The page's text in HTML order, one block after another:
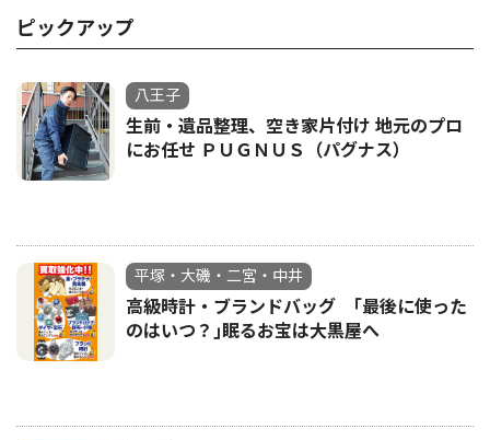
ピックアップ
八王子
生前・遺品整理、空き家片付け 地元のプロ
にお任せ ＰＵＧＮＵＳ（パグナス）
平塚・大磯・二宮・中井
高級時計・ブランドバッグ ｢最後に使った
のはいつ？｣眠るお宝は大黒屋へ